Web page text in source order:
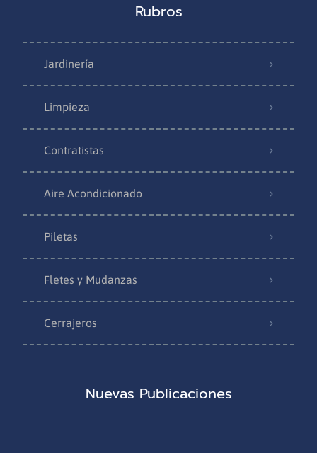
Rubros
Jardinería
Limpieza
Contratistas
Aire Acondicionado
Piletas
Fletes y Mudanzas
Cerrajeros
Nuevas Publicaciones